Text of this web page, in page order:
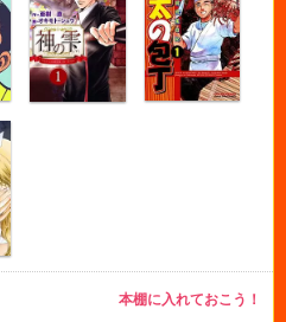
本棚に入れておこう！